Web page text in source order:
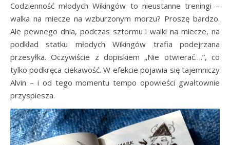
Codzienność młodych Wikingów to nieustanne treningi –
walka na miecze na wzburzonym morzu? Proszę bardzo.
Ale pewnego dnia, podczas sztormu i walki na miecze, na
podkład statku młodych Wikingów trafia podejrzana
przesyłka. Oczywiście z dopiskiem „Nie otwierać….”, co
tylko podkręca ciekawość. W efekcie pojawia się tajemniczy
Alvin – i od tego momentu tempo opowieści gwałtownie
przyspiesza.